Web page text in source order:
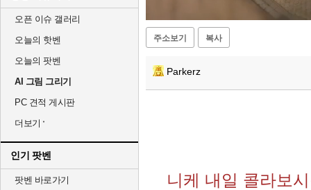
오픈 이슈 갤러리
오늘의 핫벤
오늘의 팟벤
AI 그림 그리기
PC 견적 게시판
더보기
인기 팟벤
팟벤 바로가기
주소보기 복사
Parkerz
니케 내일 콜라보